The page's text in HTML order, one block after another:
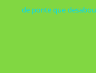
de ponte que